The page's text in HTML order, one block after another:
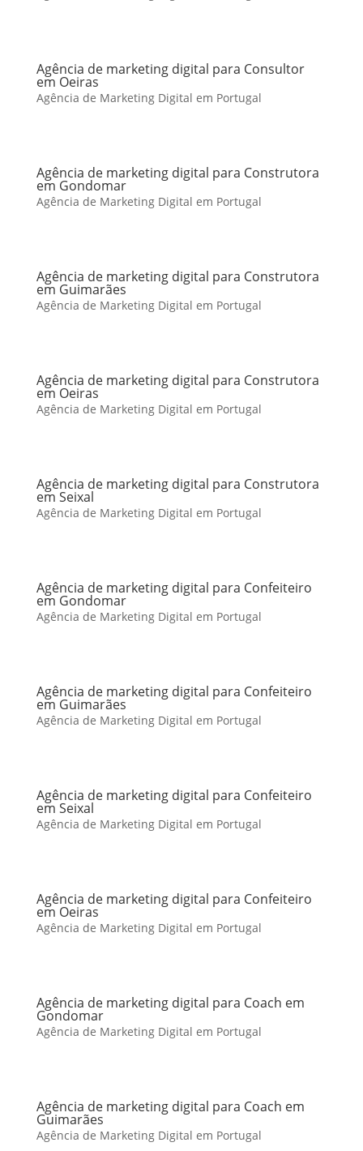
Agência de marketing digital para Consultor
em Oeiras
Agência de Marketing Digital em Portugal
Agência de marketing digital para Construtora
em Gondomar
Agência de Marketing Digital em Portugal
Agência de marketing digital para Construtora
em Guimarães
Agência de Marketing Digital em Portugal
Agência de marketing digital para Construtora
em Oeiras
Agência de Marketing Digital em Portugal
Agência de marketing digital para Construtora
em Seixal
Agência de Marketing Digital em Portugal
Agência de marketing digital para Confeiteiro
em Gondomar
Agência de Marketing Digital em Portugal
Agência de marketing digital para Confeiteiro
em Guimarães
Agência de Marketing Digital em Portugal
Agência de marketing digital para Confeiteiro
em Seixal
Agência de Marketing Digital em Portugal
Agência de marketing digital para Confeiteiro
em Oeiras
Agência de Marketing Digital em Portugal
Agência de marketing digital para Coach em
Gondomar
Agência de Marketing Digital em Portugal
Agência de marketing digital para Coach em
Guimarães
Agência de Marketing Digital em Portugal